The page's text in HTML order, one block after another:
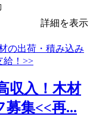
詳細を表示
収入！木材
集<<再...